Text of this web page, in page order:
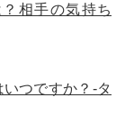
相手の気持ち
つですか？-タ